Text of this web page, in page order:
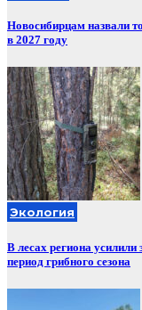
Новосибирцам назвали
в 2027 году
Экология
В лесах региона
период грибного сезона